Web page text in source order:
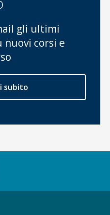
gli ultimi
corsi e
subito